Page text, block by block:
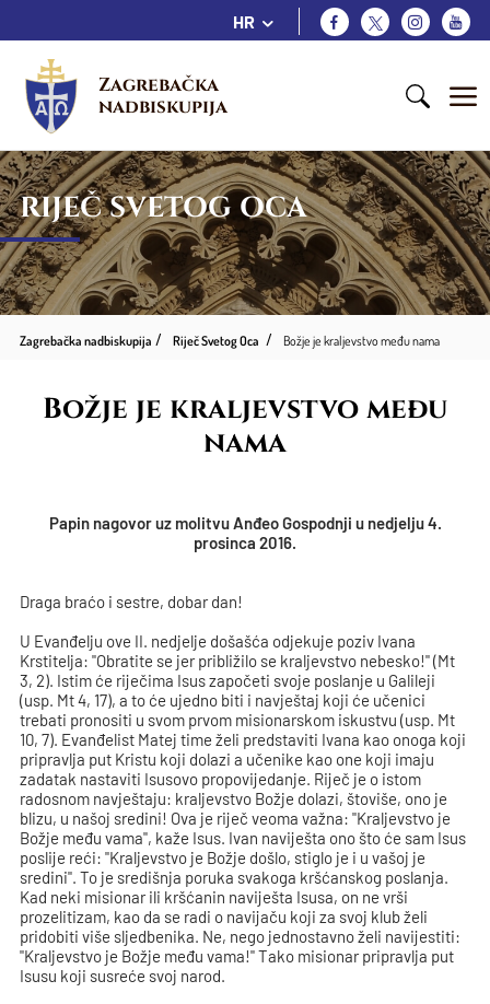
HR
Zagrebačka
nadbiskupija
RIJEČ SVETOG OCA
Zagrebačka nadbiskupija Riječ Svetog Oca Božje je kraljevstvo među nama
Božje je kraljevstvo među
nama
Papin nagovor uz molitvu Anđeo Gospodnji u nedjelju 4.
prosinca 2016.
Draga braćo i sestre, dobar dan!
U Evanđelju ove II. nedjelje došašća odjekuje poziv Ivana
Krstitelja: "Obratite se jer približilo se kraljevstvo nebesko!" (Mt
3, 2). Istim će riječima Isus započeti svoje poslanje u Galileji
(usp. Mt 4, 17), a to će ujedno biti i navještaj koji će učenici
trebati pronositi u svom prvom misionarskom iskustvu (usp. Mt
10, 7). Evanđelist Matej time želi predstaviti Ivana kao onoga koji
pripravlja put Kristu koji dolazi a učenike kao one koji imaju
zadatak nastaviti Isusovo propovijedanje. Riječ je o istom
radosnom navještaju: kraljevstvo Božje dolazi, štoviše, ono je
blizu, u našoj sredini! Ova je riječ veoma važna: "Kraljevstvo je
Božje među vama", kaže Isus. Ivan naviješta ono što će sam Isus
poslije reći: "Kraljevstvo je Božje došlo, stiglo je i u vašoj je
sredini". To je središnja poruka svakoga kršćanskog poslanja.
Kad neki misionar ili kršćanin naviješta Isusa, on ne vrši
prozelitizam, kao da se radi o navijaču koji za svoj klub želi
pridobiti više sljedbenika. Ne, nego jednostavno želi navijestiti:
"Kraljevstvo je Božje među vama!" Tako misionar pripravlja put
Isusu koji susreće svoj narod.